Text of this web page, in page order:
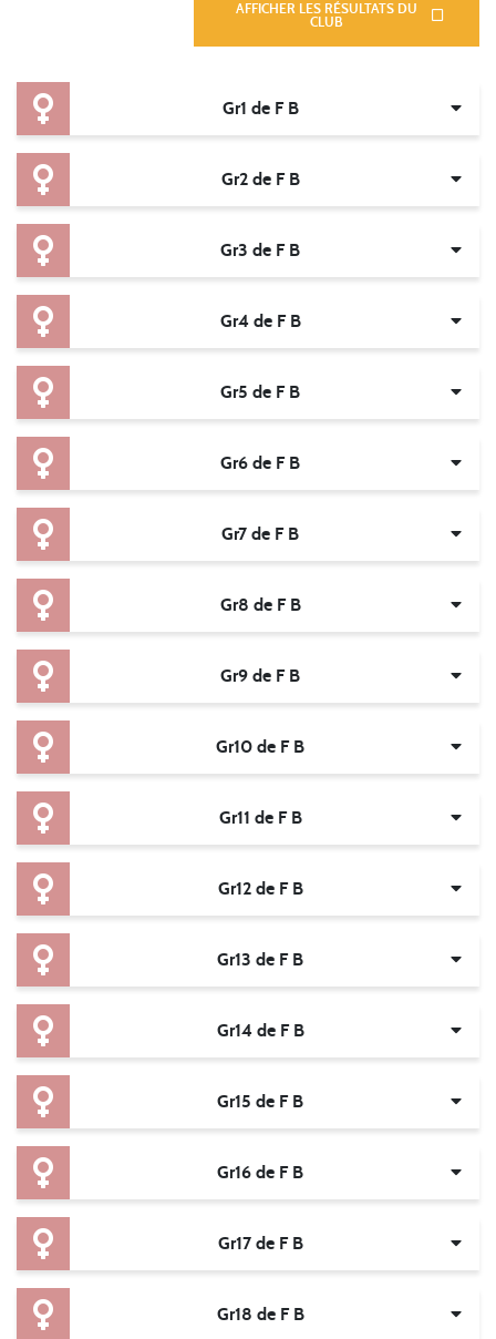
AFFICHER LES RÉSULTATS DU
CLUB
Gr1 de F B
Gr2 de F B
Gr3 de F B
Gr4 de F B
Gr5 de F B
Gr6 de F B
Gr7 de F B
Gr8 de F B
Gr9 de F B
Gr10 de F B
Gr11 de F B
Gr12 de F B
Gr13 de F B
Gr14 de F B
Gr15 de F B
Gr16 de F B
Gr17 de F B
Gr18 de F B